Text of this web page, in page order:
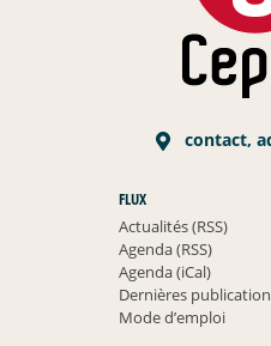
contact,
FLUX
Actualités (RSS)
Agenda (RSS)
Agenda (iCal)
Dernières
Mode d’emploi